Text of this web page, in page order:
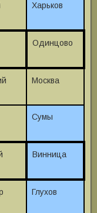
Харьков
Одинцово
Москва
Сумы
Винница
Глухов